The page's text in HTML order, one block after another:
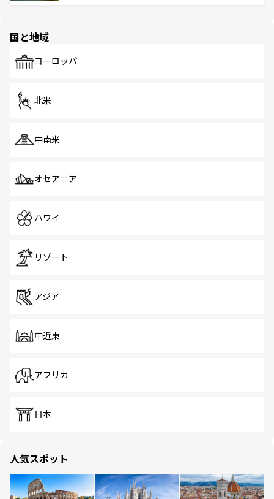
で、ホーカーズは地元の風情を楽しめる外せないスポット
国と地域
ヨーロッパ
北米
中南米
オセアニア
ハワイ
リゾート
アジア
中近東
アフリカ
日本
人気スポット